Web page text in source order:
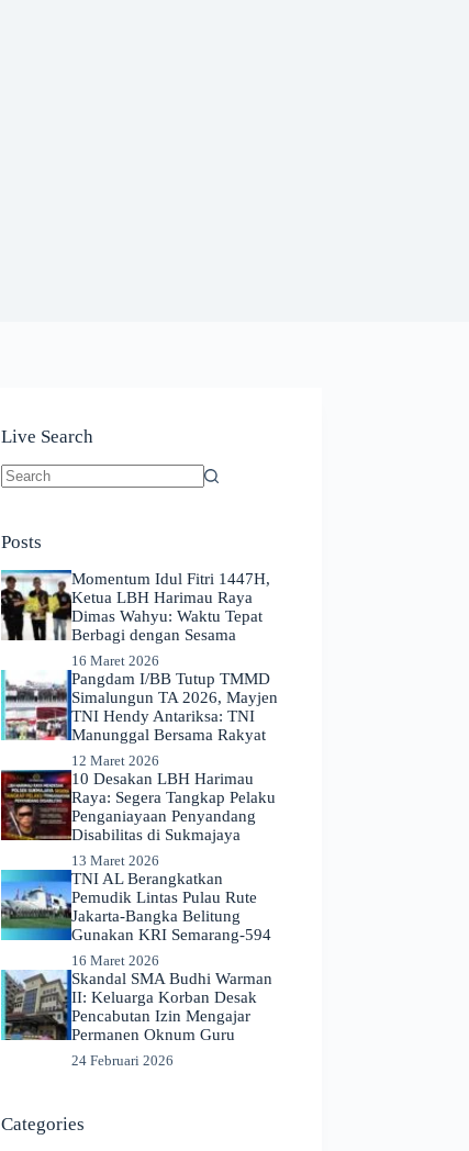
Live Search
Posts
Momentum Idul Fitri 1447H,
Ketua LBH Harimau Raya
Dimas Wahyu: Waktu Tepat
Berbagi dengan Sesama
16 Maret 2026
Pangdam I/BB Tutup TMMD
Simalungun TA 2026, Mayjen
TNI Hendy Antariksa: TNI
Manunggal Bersama Rakyat
12 Maret 2026
​10 Desakan LBH Harimau
Raya: Segera Tangkap Pelaku
Penganiayaan Penyandang
Disabilitas di Sukmajaya
13 Maret 2026
TNI AL Berangkatkan
Pemudik Lintas Pulau Rute
Jakarta-Bangka Belitung
Gunakan KRI Semarang-594
16 Maret 2026
Skandal SMA Budhi Warman
II: Keluarga Korban Desak
Pencabutan Izin Mengajar
Permanen Oknum Guru
24 Februari 2026
Categories